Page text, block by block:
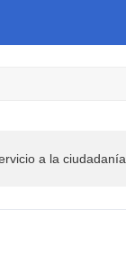
a la ciudadanía